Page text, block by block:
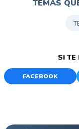
TEMAS
SI TE
FACEBOOK